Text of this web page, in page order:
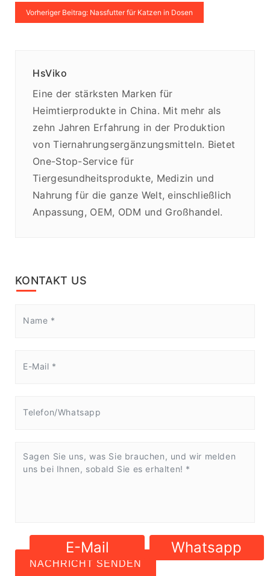
Vorheriger Beitrag: Nassfutter für Katzen in Dosen
HsViko
Eine der stärksten Marken für
Heimtierprodukte in China. Mit mehr als
zehn Jahren Erfahrung in der Produktion
von Tiernahrungsergänzungsmitteln. Bietet
One-Stop-Service für
Tiergesundheitsprodukte, Medizin und
Nahrung für die ganze Welt, einschließlich
Anpassung, OEM, ODM und Großhandel.
KONTAKT US
NACHRICHT SENDEN
E-Mail Whatsapp